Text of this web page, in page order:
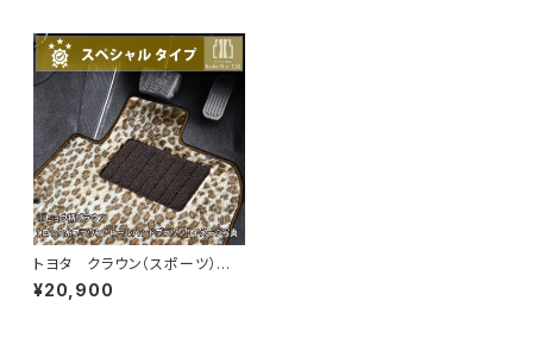
トヨタ クラウン（スポーツ） R
5/11〜 AZSH36・AZSH37
フロアマット一式 カーマット
¥20,900